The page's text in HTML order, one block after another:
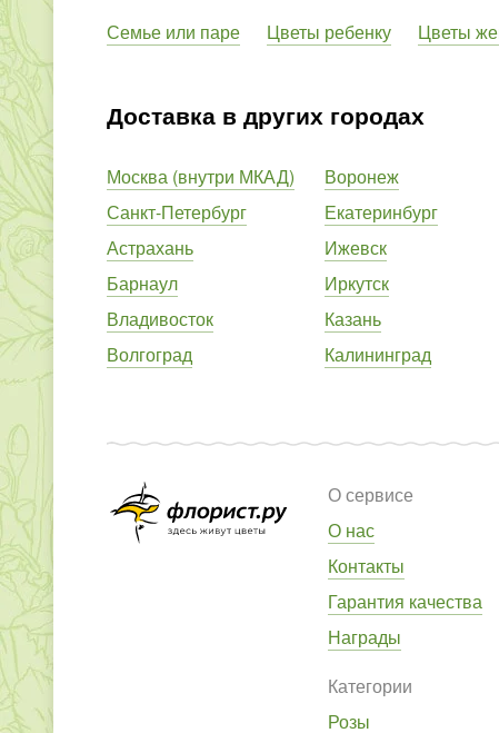
Семье или паре Цветы ребенку Цветы
Доставка в других городах
Москва (внутри МКАД)
Санкт-Петербург
Астрахань
Барнаул
Владивосток
Волгоград
Воронеж
Екатеринбург
Ижевск
Иркутск
Казань
Калининград
О сервисе
О нас
Контакты
Гарантия качества
Награды
Категории
Розы